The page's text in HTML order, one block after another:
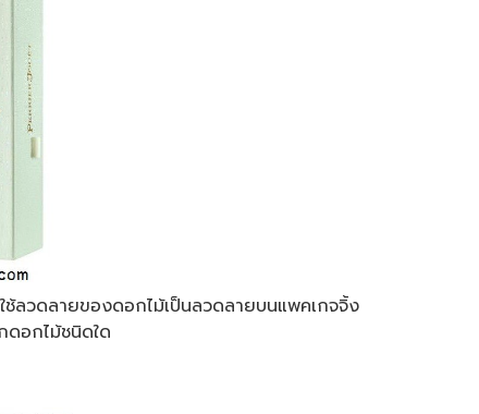
ลวดลายของดอกไม้เป็นลวดลายบนแพคเกจจิ้ง
ดอกไม้ชนิดใด